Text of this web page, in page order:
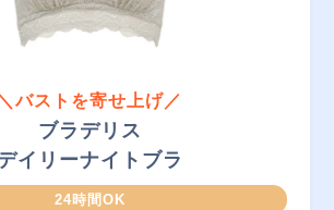
＼バストを寄せ上げ／
ブラデリス
イリーナイトブラ
24時間OK